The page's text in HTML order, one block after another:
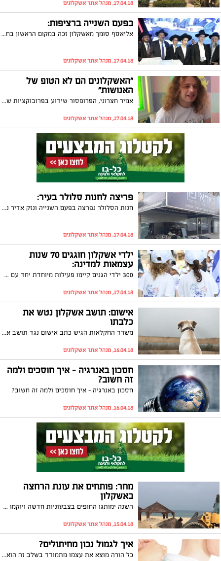
17.04.18, מנהל אתר אשקלונים
בפעם השנייה ברציפות:
אליאסף סומך מאשקלון זכה במקום הראשון בחידון הגמרא הארצי. זו השנה השנייה ברציפות בה תלמיד מבית הספר 'מעיין חיים ושלום' בעיר זוכה בפרס החידון המדובר
17.04.18, מנהל אתר אשקלונים
"האשקלונים הם לא הטופ של
האנושות"
אמיר חצרוני, הפרופסור שידוע בפרובוקציות שלו בפייסבוק, פרסם פוסט לאחר ביקור שערך בשבת האחרונה באשקלון ועורר סערה. חצרוני: "בשכונת שמשון אפשר למצוא שילוב נדיר של בניינים שצריכים שיפוץ עם אנשים שזקוקים למקלחת"
17.04.18, מנהל אתר אשקלונים
פריצה לחנות סלולר בעיר:
חנות הסלולר נפרצה בפעם השנייה ונזק אדיר נגרם לבעלי המקום. בשיחה עם "אשקלונים" הוא סיפר: "אני לא מעכל את זה, מדובר בנזק עצום"
17.04.18, מנהל אתר אשקלונים
ילדי אשקלון חוגגים 70 שנות
עצמאות למדינה:
300 ילדי הגנים קיימו פעילות מיוחדת יחד עם חיילי גולני ליום העצמאות
17.04.18, מנהל אתר אשקלונים
אישום: תושב אשקלון נטש את
כלבתו
משרד החקלאות הגיש כתב אישום נגד תושב אשקלון בגין נטישת כלבתו באזור התעשייה שבעיר. תושב העיר כבן 60, מואשם כי בעת שכלבתו הייתה בזמן ייחום, הוביל אותה לאזור התעשייה ושם נטש אותה עד אשר נמצאה על ידי עוברי האורח. שר החקלאות ופיתוח הכפר, אורי אריאל: "אנחנו רואים אפס סובלנות בפגיעה ברווחת בעלי החיים"
16.04.18, מנהל אתר אשקלונים
חסכון באנרגיה – איך חוסכים ולמה
זה חשוב?
חסכון באנרגיה – איך חוסכים ולמה זה חשוב?
16.04.18, מנהל אתר אשקלונים
מחר: פותחים את עונת הרחצה
באשקלון
השנה ימותגו החופים בצבעוניות חדשה ויוקמו מגרשים ייעודיים למשחקי כדור שונים; כמו כן, ארבעה אופנועי ים עומדים לרשות המצילים ככלי עבודה חשוב שיסייע להציל חיי אדם וגם - יושם דגש על אכיפת מקרים של השלכת פסולת והקמת רעש במטרה לשמור על הסדר הציבורי בחופים
15.04.18, מנהל אתר אשקלונים
איך לגמול נכון מחיתולים?
כל הורה מוצא את עצמו מתמודד בשלב זה הוא אחר עם אתגר הגמילה מחיתולים. משיטוט קצר ברשת נמצאו כ- 20 גישות שונות. איך נדע באיזה לבחור? ביקשנו מתהילה לוי לעשות קצת סדר בבלגן..